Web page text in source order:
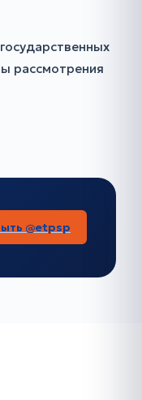
рассмотрения
@etpsp